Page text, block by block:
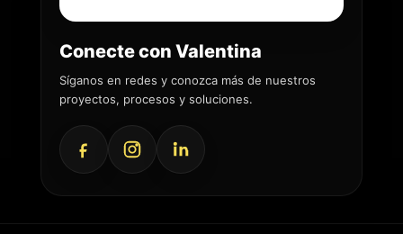
Conecte con Valentina
Síganos en redes y conozca más de nuestros
proyectos, procesos y soluciones.